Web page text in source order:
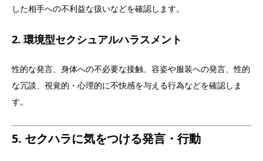
した相手への不利益な扱いなどを確認します。
2. 環境型セクシュアルハラスメント
性的な発言、身体への不必要な接触、容姿や服装への発言、性的
な冗談、視覚的・心理的に不快感を与える行為などを確認しま
す。
5. セクハラに気をつける発言・行動